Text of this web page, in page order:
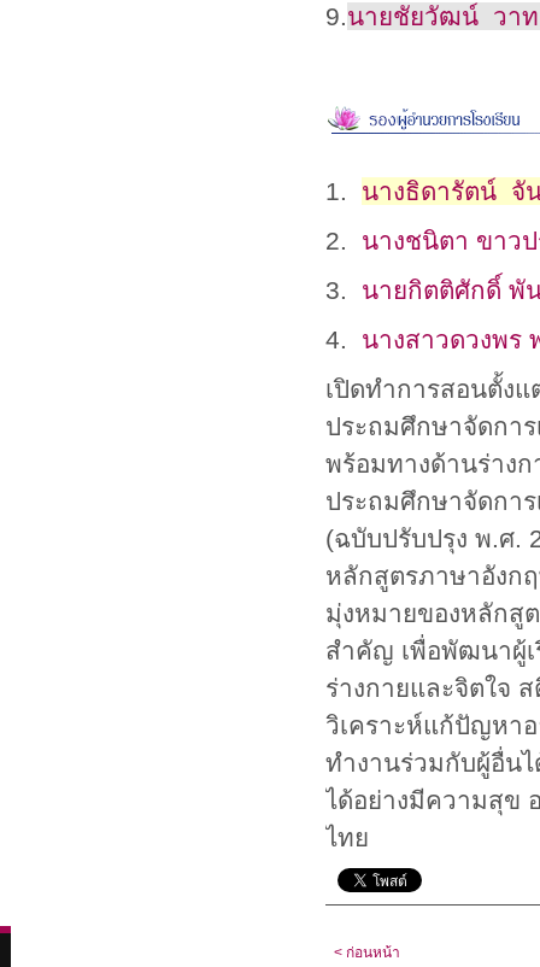
9.นายชัยวัฒน์ วา
1. นางธิดารัตน์ จั
2.
นางชนิตา ขาว
3.
นายกิตติศักดิ์ พั
4.
นางสาวดวงพร
เปิดทำการสอนตั้ง
ประถมศึกษาจัดกา
พร้อมทางด้านร่าง
ประถมศึกษาจัดกา
(ฉบับปรับปรุง พ.ศ.
หลักสูตรภาษาอังก
มุ่งหมายของหลักสู
สำคัญ เพื่อพัฒนาผู้
ร่างกายและจิตใจ
วิเคราะห์แก้ปัญหา
ทำงานร่วมกับผู้อื่น
ได้อย่างมีความสุข
ไทย
< ก่อนหน้า